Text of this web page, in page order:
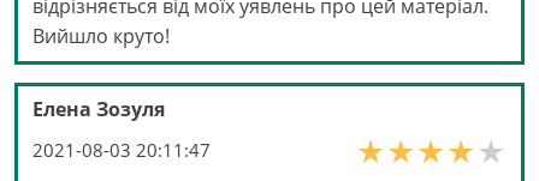
відрізняється від моїх уявлень про цей матеріал.
Вийшло круто!
Елена Зозуля
2021-08-03 20:11:47